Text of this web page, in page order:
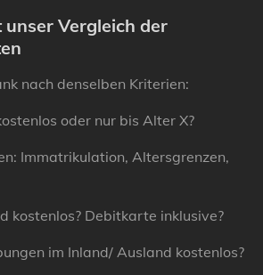
Vergleich der
nach denselben Kriterien:
oder nur bis Alter X?
Immatrikulation, Altersgrenzen,
kostenlos? Debitkarte inklusive?
im Inland/ Ausland kostenlos?